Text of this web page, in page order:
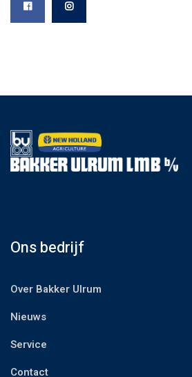
Ons bedrijf
Over Bakker Ulrum
Nieuws
Service
Contact